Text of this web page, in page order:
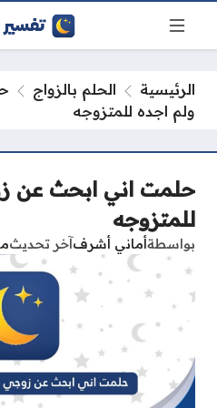
الرئيسية الحلم بالزواج
ولم اجده للمتزوجه
حلمت اني ابحث عن
للمتزوجه
بواسطةأماني أشرفآخر تحديث